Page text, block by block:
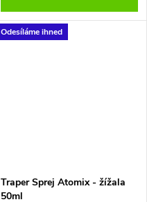
Odesíláme ihned
Traper Sprej Atomix - žížala
50ml